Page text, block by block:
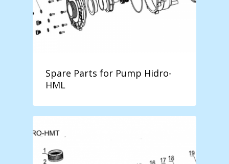
Spare Parts for Pump Hidro-
HML